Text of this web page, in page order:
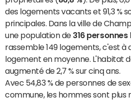
des logements vacants et 91,3 %
principales. Dans la ville de
une population de 316 personnes
rassemble 149 logements, c'est à
logement en moyenne. L'habitat
augmenté de 2,7 % sur cinq ans.
Avec 54,83 % de personnes de
commune, les hommes sont plus